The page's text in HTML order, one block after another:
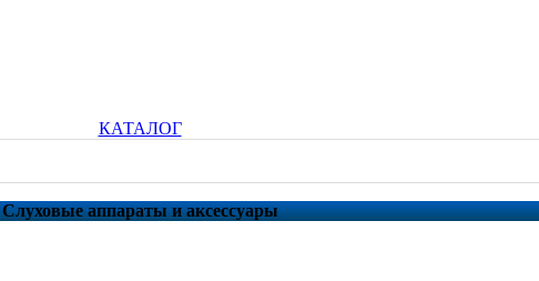
КАТАЛОГ
Слуховые аппараты и аксессуары